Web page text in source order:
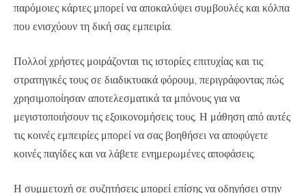
παρόμοιες κάρτες μπορεί να αποκαλύψει συμβουλές και κόλπα
που ενισχύουν τη δική σας εμπειρία.
Πολλοί χρήστες μοιράζονται τις ιστορίες επιτυχίας και τις
στρατηγικές τους σε διαδικτυακά φόρουμ, περιγράφοντας πώς
χρησιμοποίησαν αποτελεσματικά τα μπόνους για να
μεγιστοποιήσουν τις εξοικονομήσεις τους. Η μάθηση από αυτές
τις κοινές εμπειρίες μπορεί να σας βοηθήσει να αποφύγετε
κοινές παγίδες και να λάβετε ενημερωμένες αποφάσεις.
Η συμμετοχή σε συζητήσεις μπορεί επίσης να οδηγήσει στην